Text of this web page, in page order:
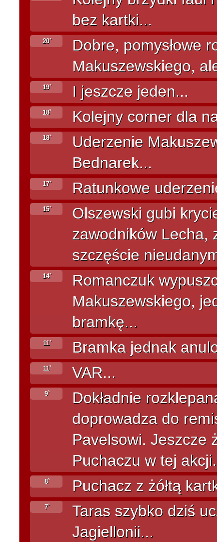
bez kartki...
20`
Dobre, pomysłowe
Makuszewskiego,
19` I jeszcze jeden...
18` Kolejny corner dla
18`
Uderzenie
Bednarek...
17` Ratunkowe
15`
Olszewski gubi
zawodników Lecha,
szczęście
14`
Romanczuk
Makuszewskiego,
bramkę...
11` Bramka jednak
11` VAR...
9`
Dokładnie
doprowadza do
Pavelsowi. Jeszcze
Puchaczu w tej
8` Puchacz z żółtą
7`
Taras szybko dziś
Jagiellonii...